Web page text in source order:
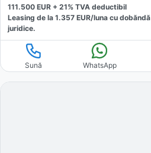
111.500 EUR + 21% TVA deductibil
Leasing de la 1.357 EUR/luna cu dobăndă
juridice.
Sună WhatsApp